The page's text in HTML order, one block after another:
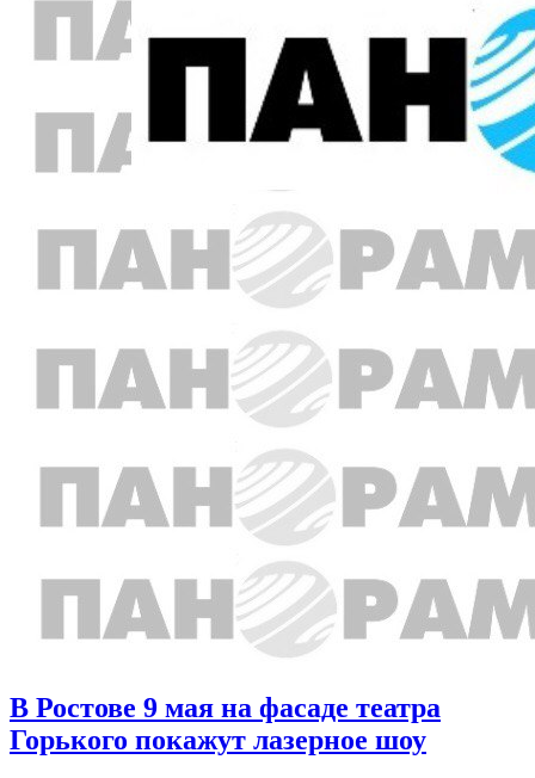
В Ростове 9 мая на фасаде театра
Горького покажут лазерное шоу